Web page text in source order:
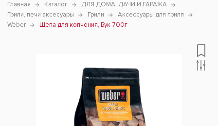
Главная Каталог
ДЛЯ ДОМА, ДАЧИ И ГАРАЖА
Грили, печи аксесуары
Грили
Аксессуары для гриля
Weber
Щепа для копчения, Бук 700г